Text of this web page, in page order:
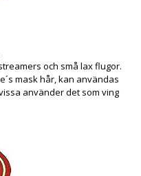
och små lax flugor.
mask hår, kan användas
använder det som ving